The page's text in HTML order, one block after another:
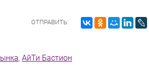
ОТПРАВИТЬ:
, АйТи Бастион